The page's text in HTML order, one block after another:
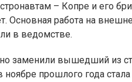
– Копре и его
Основная работа на
в ведомстве.
заменили вышедший из
ноябре прошлого года